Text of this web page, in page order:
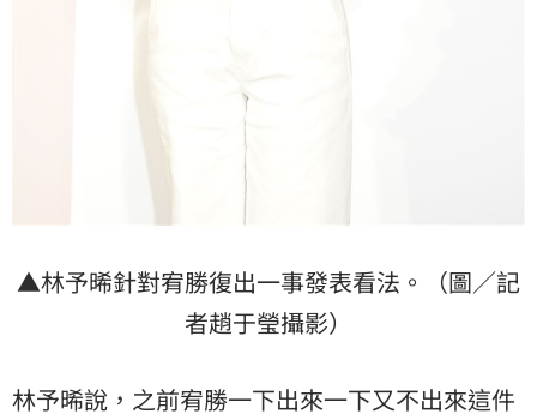
▲林予晞針對宥勝復出一事發表看法。（圖／記
者趙于瑩攝影）
林予晞說，之前宥勝一下出來一下又不出來這件